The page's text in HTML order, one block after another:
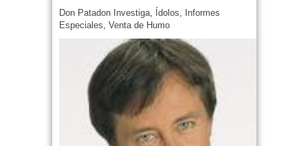
Don Patadon Investiga, Ídolos,
Informes
Especiales, Venta de Humo